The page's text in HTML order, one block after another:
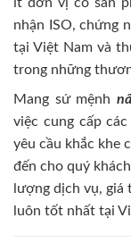
nhận ISO, chứng
tại Việt Nam và
trong những
Mang sứ mệnh
việc cung cấp
yêu cầu khắc khe
đến cho quý
lượng dịch vụ, giá
luôn tốt nhất tại